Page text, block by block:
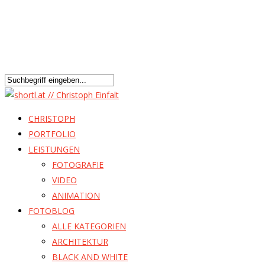
CHRISTOPH
PORTFOLIO
LEISTUNGEN
FOTOGRAFIE
VIDEO
ANIMATION
FOTOBLOG
ALLE KATEGORIEN
ARCHITEKTUR
BLACK AND WHITE